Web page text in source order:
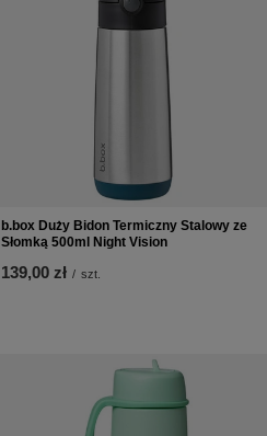
b.box Duży Bidon Termiczny Stalowy ze
Słomką 500ml Night Vision
139,00 zł / szt.